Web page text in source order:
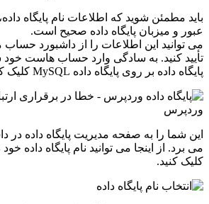
باید مطمئن شوید که اطلاعات نام پایگاه
عبور و میزبان پایگاه داده صحیح است.
می توانید این اطلاعات را از داشبورد
تأیید کنید. به سادگی وارد حساب هاست
پایگاه داده بر روی پایگاه داده MySQL کلیک کنید.
این شما را به صفحه مدیریت پایگاه داده در
می برد. از اینجا می توانید نام پایگاه داده
کلیک کنید.